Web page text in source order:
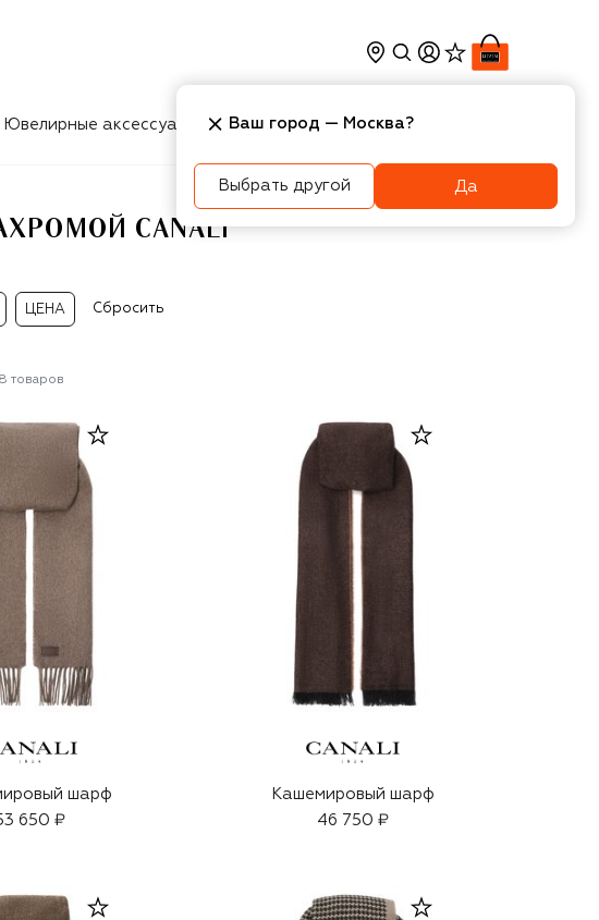
Ювелирные аксессуары Косметика Интерьер
CANALI
ЦЕНА Сбросить
8 товаров
шарф
650 ₽
Кашемировый шарф
46 750 ₽
Ваш город — Москва?
Выбрать другой Да